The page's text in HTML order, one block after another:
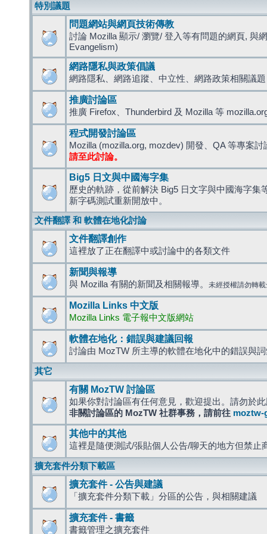
特別議題
問題網站與網頁技術傳教
討論 Mozilla 顯示/ 瀏覽/ 登入等有問題的網頁, 與
Evangelism)
網路隱私與政策倡議
網路隱私、網路追蹤、中立性、網路政策相關議題
推廣討論區
推廣 Firefox、Thunderbird 及 Mozilla 等
程式開發討論區
Mozilla (mozilla.org, mozdev) 開發、QA 等專案討
請至此討論。
Big5 日文與中國海字集
歷史的軌跡，從前解決 Big5 日文字與中國海字集
新字碼測試重新開放中。
文件翻譯 和 軟體在地化討論
文件翻譯創作
這裡放了正在翻譯中或討論中的各類文件
新聞與報導
與 Mozilla 有關的新聞及相關報導。 未經授權請勿轉
Mozilla Links 中文版
Mozilla Links 電子報中文版網站
軟體在地化：錯誤與建議回報
討論由 MozTW 所主導的軟體在地化中的錯誤與
其它
有關 MozTW 討論區
如果你對討論區有任何意見，歡迎提出。請勿於
非關討論區的 MozTW 社群事務，請前往 moztw-
其他中的其他
這裡是隨便測試/張貼個人公告/聊天的地方但禁止
擴充套件分類下載區
擴充套件 - 公告與建議
「擴充套件分類下載」分區的公告，與相關建議
擴充套件 - 書籤
書籤管理之擴充套件